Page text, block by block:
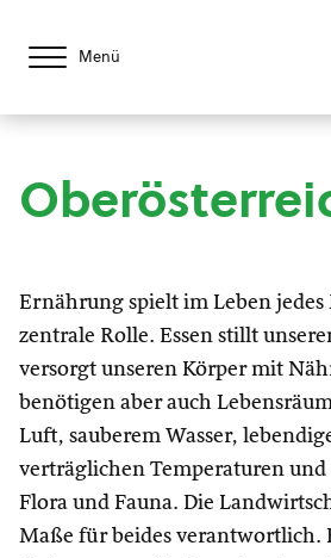
Menü
Ernährung spielt im Leben jedes
zentrale Rolle. Essen stillt
versorgt unseren Körper mit
benötigen aber auch
Luft, sauberem Wasser,
verträglichen Temperaturen
Flora und Fauna. Die
Maße für beides verantwortlich.